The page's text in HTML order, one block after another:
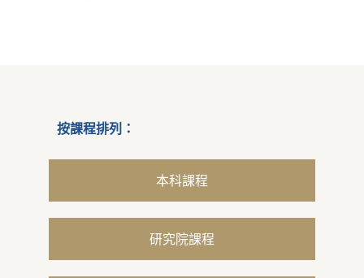
按課程排列：
本科課程
研究院課程